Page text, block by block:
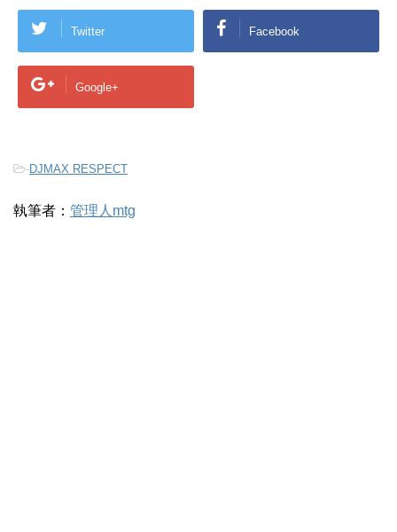
Twitter Facebook
Google+
-DJMAX RESPECT
執筆者： 管理人mtg